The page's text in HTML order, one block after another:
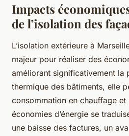
Impacts
de l’isolation des
L’isolation extérieure à
majeur pour réaliser des
améliorant significativement la
thermique des bâtiments, elle
consommation en chauffage
économies d’énergie se
une baisse des factures, un